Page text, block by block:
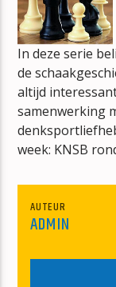
mz-
In deze serie
de
altijd
samenwerking
week: KNSB
AUTEUR
ADMIN